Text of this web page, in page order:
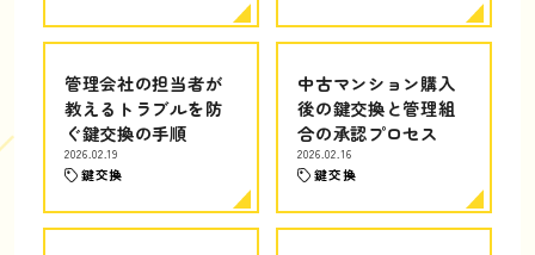
管理会社の担当者が
教えるトラブルを防
ぐ鍵交換の手順
2026.02.19
鍵交換
中古マンション購入
後の鍵交換と管理組
合の承認プロセス
2026.02.16
鍵交換